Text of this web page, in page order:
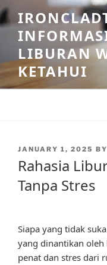
Skip
to
content
LIBURAN
KETAHUI
POSTED
JANUARY 1, 2025 BY
Rahasia
Tanpa Stres
Siapa yang tidak
yang dinantikan
penat dan stres dari